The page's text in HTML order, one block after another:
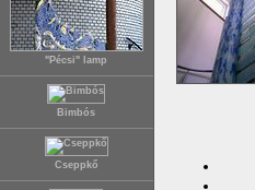
"Pécsi" lamp
Bimbós
Cseppkő